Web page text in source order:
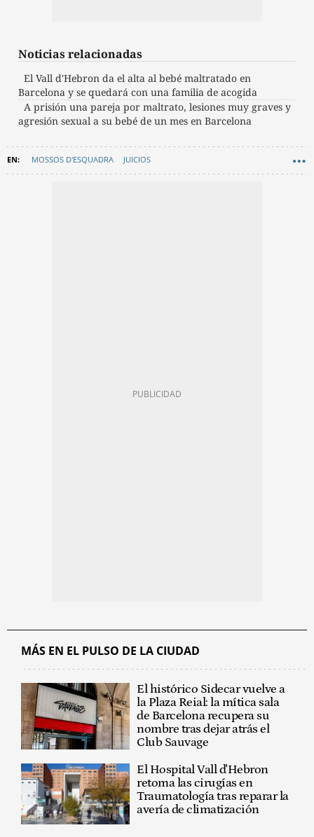
Noticias relacionadas
El Vall d'Hebron da el alta al bebé maltratado en
Barcelona y se quedará con una familia de acogida
A prisión una pareja por maltrato, lesiones muy graves y
agresión sexual a su bebé de un mes en Barcelona
MOSSOS D'ESQUADRA JUICIOS
MÁS EN EL PULSO DE LA CIUDAD
El histórico Sidecar vuelve a
la Plaza Reial: la mítica sala
de Barcelona recupera su
nombre tras dejar atrás el
Club Sauvage
El Hospital Vall d'Hebron
retoma las cirugías en
Traumatología tras reparar la
avería de climatización